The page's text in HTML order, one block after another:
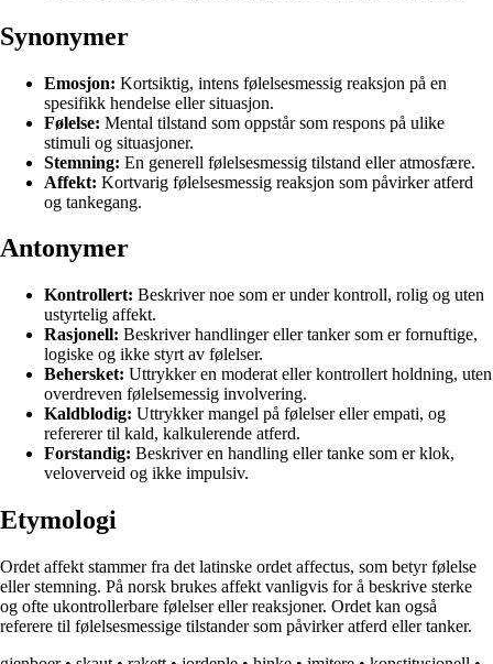
Synonymer
Emosjon: Kortsiktig, intens følelsesmessig reaksjon på en
spesifikk hendelse eller situasjon.
Følelse: Mental tilstand som oppstår som respons på ulike
stimuli og situasjoner.
Stemning: En generell følelsesmessig tilstand eller atmosfære.
Affekt: Kortvarig følelsesmessig reaksjon som påvirker atferd
og tankegang.
Antonymer
Kontrollert: Beskriver noe som er under kontroll, rolig og uten
ustyrtelig affekt.
Rasjonell: Beskriver handlinger eller tanker som er fornuftige,
logiske og ikke styrt av følelser.
Behersket: Uttrykker en moderat eller kontrollert holdning, uten
overdreven følelsemessig involvering.
Kaldblodig: Uttrykker mangel på følelser eller empati, og
refererer til kald, kalkulerende atferd.
Forstandig: Beskriver en handling eller tanke som er klok,
veloverveid og ikke impulsiv.
Etymologi
Ordet affekt stammer fra det latinske ordet affectus, som betyr følelse
eller stemning. På norsk brukes affekt vanligvis for å beskrive sterke
og ofte ukontrollerbare følelser eller reaksjoner. Ordet kan også
referere til følelsesmessige tilstander som påvirker atferd eller tanker.